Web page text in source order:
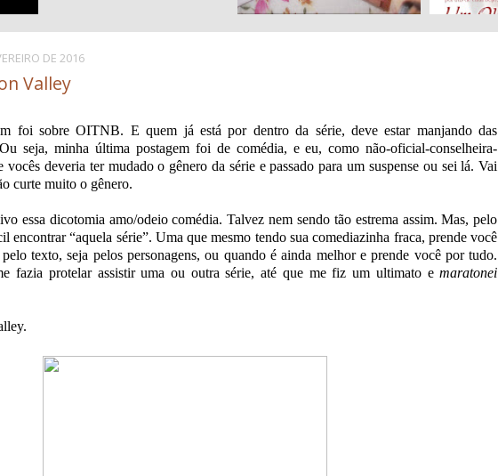
DE 2016
Valley
foi sobre OITNB. E quem já está por dentro da série, deve estar manjando das
seja, minha última postagem foi de comédia, e eu, como não-oficial-conselheira-
vocês deveria ter mudado o gênero da série e passado para um suspense ou sei lá. Vai
curte muito o gênero.
essa dicotomia amo/odeio comédia. Talvez nem sendo tão estrema assim. Mas, pelo
encontrar “aquela série”. Uma que mesmo tendo sua comediazinha fraca, prende você
texto, seja pelos personagens, ou quando é ainda melhor e prende você por tudo.
fazia protelar assistir uma ou outra série, até que me fiz um ultimato emaratonei